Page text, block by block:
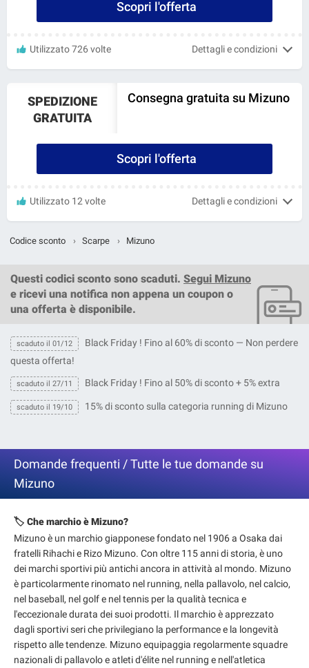
Scopri l'offerta
Utilizzato 726 volte Dettagli e condizioni
SPEDIZIONE
GRATUITA
Consegna gratuita su Mizuno
Scopri l'offerta
Utilizzato 12 volte Dettagli e condizioni
Codice sconto › Scarpe › Mizuno
Questi codici sconto sono scaduti. Segui Mizuno
e ricevi una notifica non appena un coupon o
una offerta è disponibile.
scaduto il 01/12
Black Friday ! Fino al 60% di sconto — Non perdere
questa offerta!
scaduto il 27/11 Black Friday ! Fino al 50% di sconto + 5% extra
scaduto il 19/10 15% di sconto sulla categoria running di Mizuno
Domande frequenti / Tutte le tue domande su
Mizuno
🏷️ Che marchio è Mizuno?
Mizuno è un marchio giapponese fondato nel 1906 a Osaka dai
fratelli Rihachi e Rizo Mizuno. Con oltre 115 anni di storia, è uno
dei marchi sportivi più antichi ancora in attività al mondo. Mizuno
è particolarmente rinomato nel running, nella pallavolo, nel calcio,
nel baseball, nel golf e nel tennis per la qualità tecnica e
l'eccezionale durata dei suoi prodotti. Il marchio è apprezzato
dagli sportivi seri che privilegiano la performance e la longevità
rispetto alle tendenze. Mizuno equipaggia regolarmente squadre
nazionali di pallavolo e atleti d'élite nel running e nell'atletica